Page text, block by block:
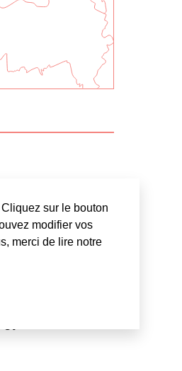
sur le bouton
modifier vos
merci de lire notre